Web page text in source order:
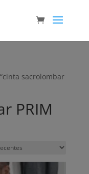
sacrolombar
PRIM